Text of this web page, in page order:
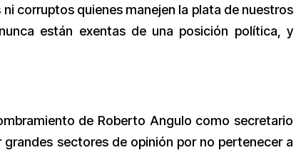
corruptos quienes manejen la plata de nuestros
están exentas de una posición política, y
de Roberto Angulo como secretario
sectores de opinión por no pertenecer a